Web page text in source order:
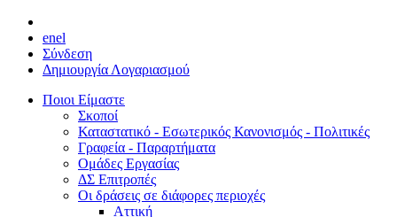
enel
Σύνδεση
Δημιουργία Λογαριασμού
Ποιοι Είμαστε
Σκοποί
Καταστατικό - Εσωτερικός Κανονισμός - Πολιτικές
Γραφεία - Παραρτήματα
Ομάδες Εργασίας
ΔΣ Επιτροπές
Οι δράσεις σε διάφορες περιοχές
Αττική